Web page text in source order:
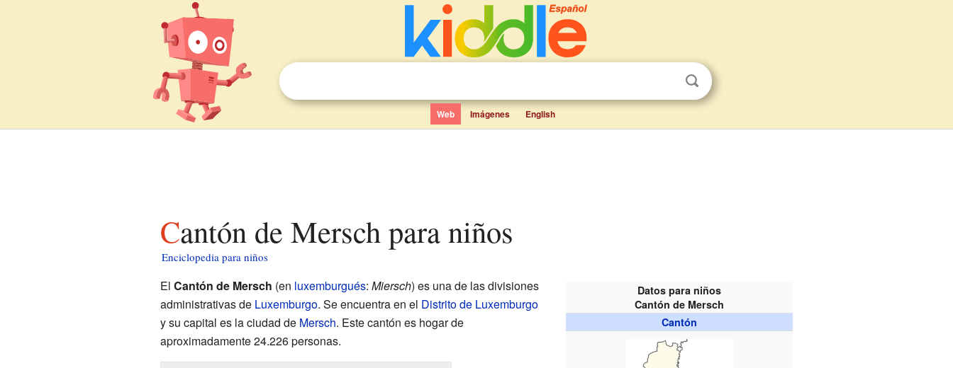
Web Imágenes English
Cantón de Mersch para niños
Enciclopedia para niños
Datos para niños
Cantón de Mersch
Cantón
El Cantón de Mersch (en luxemburgués: Miersch) es una de las divisiones
administrativas de Luxemburgo. Se encuentra en el Distrito de Luxemburgo
y su capital es la ciudad de Mersch. Este cantón es hogar de
aproximadamente 24.226 personas.